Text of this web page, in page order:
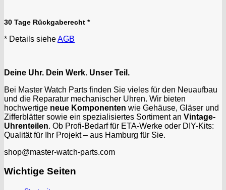
30 Tage Rückgaberecht *
* Details sieheAGB
Deine Uhr. Dein Werk. Unser Teil.
Bei Master Watch Parts finden Sie vieles für den Neuaufbau
und die Reparatur mechanischer Uhren. Wir bieten
hochwertige neue Komponenten wie Gehäuse, Gläser und
Zifferblätter sowie ein spezialisiertes Sortiment an Vintage-
Uhrenteilen. Ob Profi-Bedarf für ETA-Werke oder DIY-Kits:
Qualität für Ihr Projekt – aus Hamburg für Sie.
shop@master-watch-parts.com
Wichtige Seiten